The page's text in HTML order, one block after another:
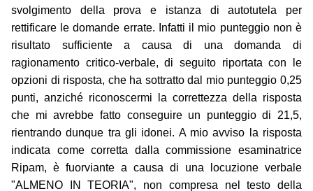
svolgimento della prova e istanza di autotutela per
rettificare le domande errate. Infatti il mio punteggio non è
risultato sufficiente a causa di una domanda di
ragionamento critico-verbale, di seguito riportata con le
opzioni di risposta, che ha sottratto dal mio punteggio 0,25
punti, anziché riconoscermi la correttezza della risposta
che mi avrebbe fatto conseguire un punteggio di 21,5,
rientrando dunque tra gli idonei. A mio avviso la risposta
indicata come corretta dalla commissione esaminatrice
Ripam, è fuorviante a causa di una locuzione verbale
"ALMENO IN TEORIA", non compresa nel testo della